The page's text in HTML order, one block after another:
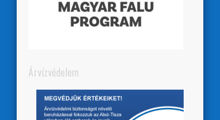
Árvízvédelem